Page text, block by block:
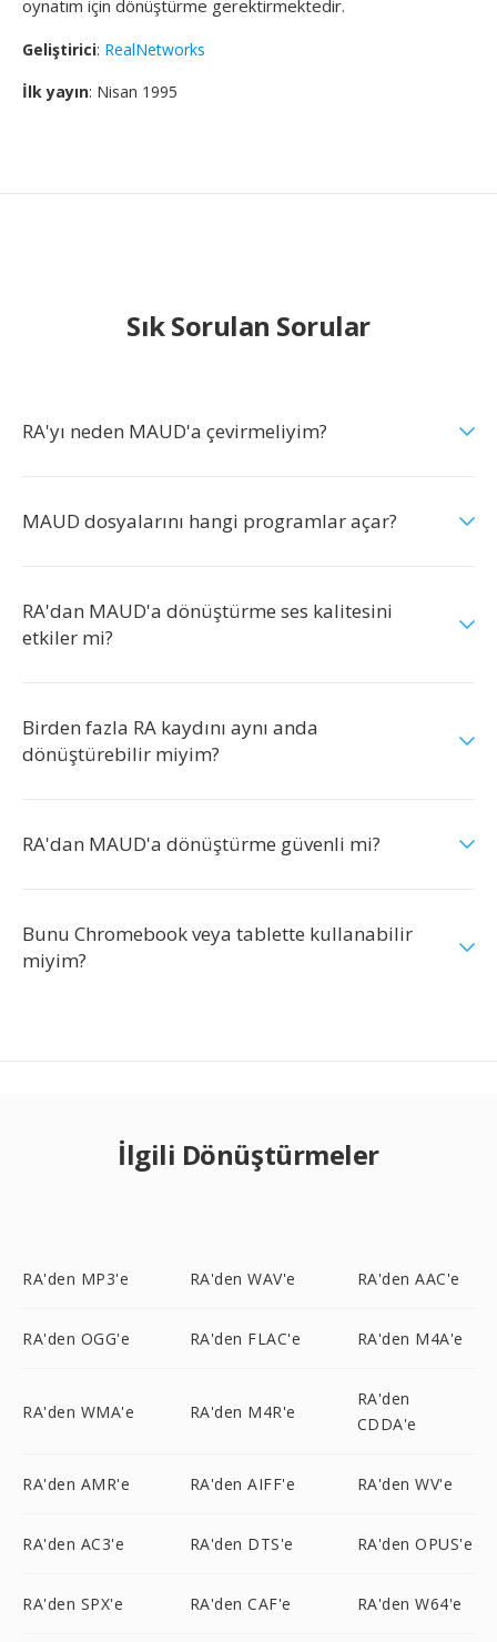
oynatım için dönüştürme gerektirmektedir.
Geliştirici: RealNetworks
İlk yayın: Nisan 1995
Sık Sorulan Sorular
RA'yı neden MAUD'a çevirmeliyim?
MAUD dosyalarını hangi programlar açar?
RA'dan MAUD'a dönüştürme ses kalitesini
etkiler mi?
Birden fazla RA kaydını aynı anda
dönüştürebilir miyim?
RA'dan MAUD'a dönüştürme güvenli mi?
Bunu Chromebook veya tablette kullanabilir
miyim?
İlgili Dönüştürmeler
RA'den MP3'e RA'den WAV'e RA'den AAC'e
RA'den OGG'e RA'den FLAC'e RA'den M4A'e
RA'den WMA'e RA'den M4R'e
RA'den
CDDA'e
RA'den AMR'e RA'den AIFF'e RA'den WV'e
RA'den AC3'e RA'den DTS'e RA'den OPUS'e
RA'den SPX'e RA'den CAF'e RA'den W64'e